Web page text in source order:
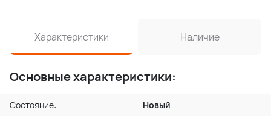
Характеристики Наличие
Основные характеристики:
Состояние: Новый